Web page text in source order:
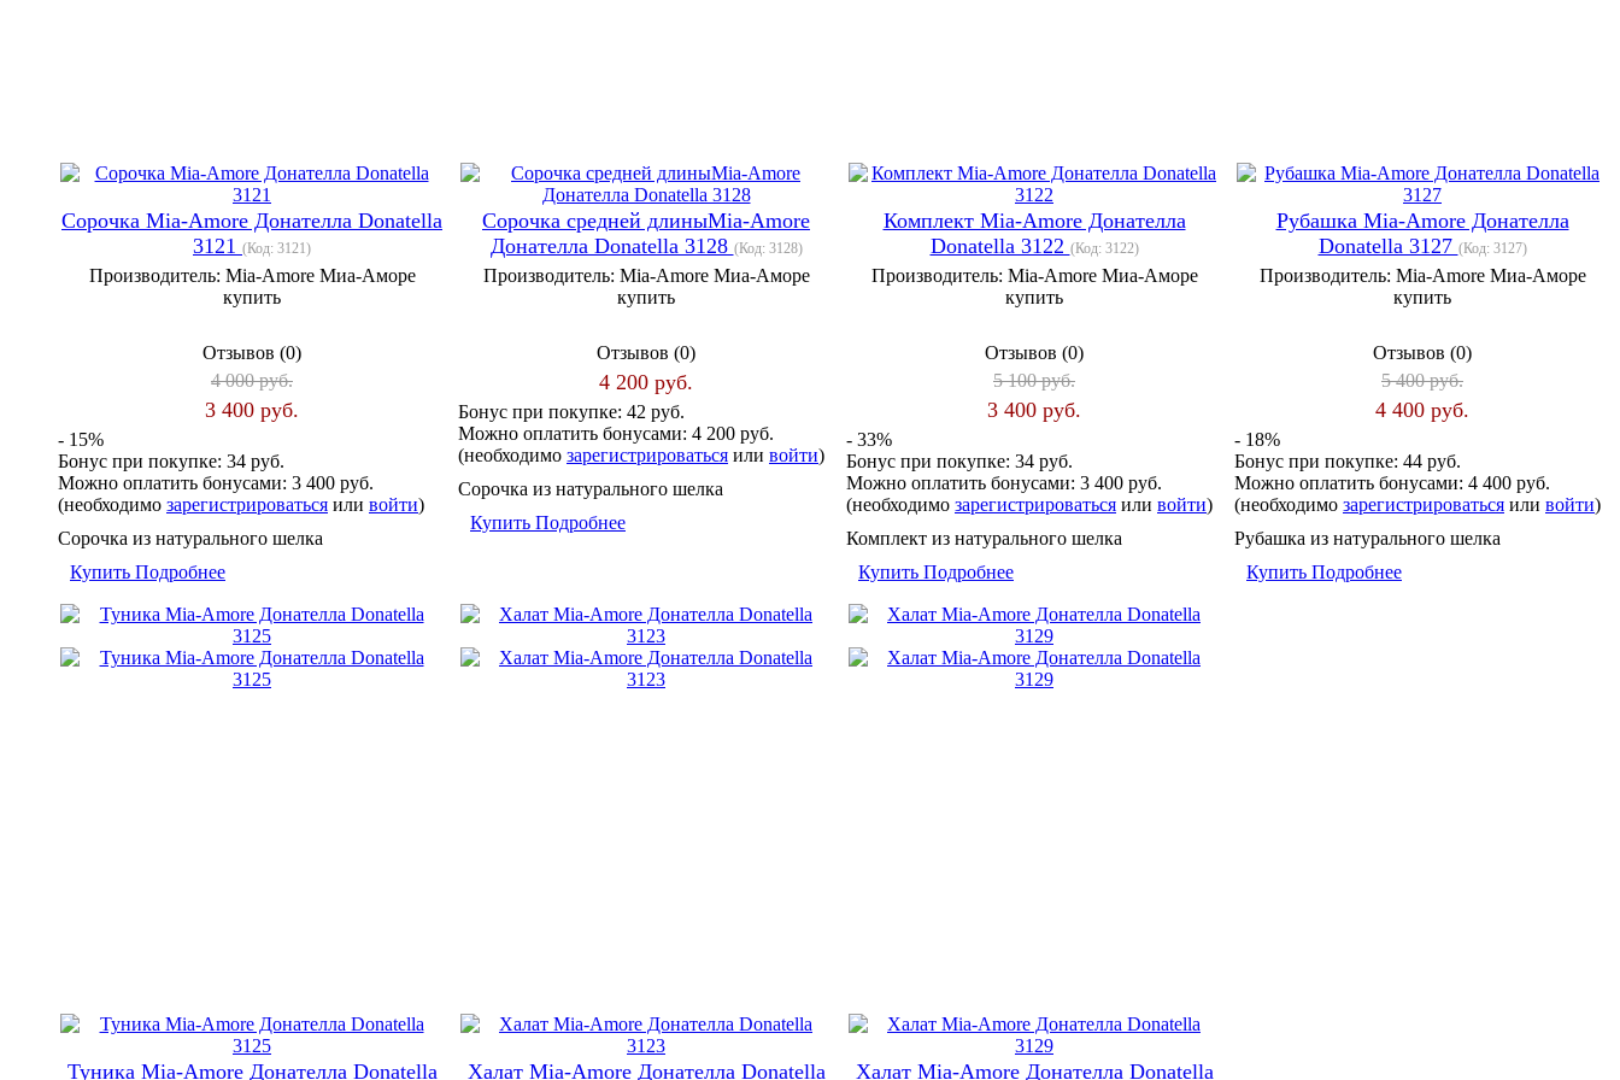
Cорочка Mia-Amore Донателла Donatella
3121 (Код: 3121)
Производитель: Mia-Amore Миа-Аморе
купить
Отзывов (0)
4 000 руб.
3 400 руб.
- 15%
Бонус при покупке: 34 руб.
Можно оплатить бонусами: 3 400 руб.
(необходимо зарегистрироваться или войти)
Сорочка из натурального шелка
Купить Подробнее
Cорочка средней длиныMia-Amore
Донателла Donatella 3128 (Код: 3128)
Производитель: Mia-Amore Миа-Аморе
купить
Отзывов (0)
4 200 руб.
Бонус при покупке: 42 руб.
Можно оплатить бонусами: 4 200 руб.
(необходимо зарегистрироваться или войти)
Сорочка из натурального шелка
Купить Подробнее
Комплект Mia-Amore Донателла
Donatella 3122 (Код: 3122)
Производитель: Mia-Amore Миа-Аморе
купить
Отзывов (0)
5 100 руб.
3 400 руб.
- 33%
Бонус при покупке: 34 руб.
Можно оплатить бонусами: 3 400 руб.
(необходимо зарегистрироваться или войти)
Комплект из натурального шелка
Купить Подробнее
Рубашка Mia-Amore Донателла
Donatella 3127 (Код: 3127)
Производитель: Mia-Amore Миа-Аморе
купить
Отзывов (0)
5 400 руб.
4 400 руб.
- 18%
Бонус при покупке: 44 руб.
Можно оплатить бонусами: 4 400 руб.
(необходимо зарегистрироваться или войти)
Рубашка из натурального шелка
Купить Подробнее
Туника Mia-Amore Донателла Donatella Халат Mia-Amore Донателла Donatella Халат Mia-Amore Донателла Donatella